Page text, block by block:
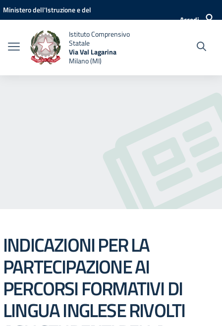
Vai ai contenuti
Vai al menu di navigazione
Vai al footer
Ministero dell'Istruzione e del
Accedi
Istituto Comprensivo
Statale
Via Val Lagarina
Milano (MI)
INDICAZIONI PER LA
PARTECIPAZIONE AI
PERCORSI FORMATIVI DI
LINGUA INGLESE RIVOLTI